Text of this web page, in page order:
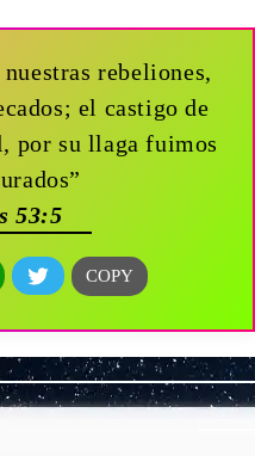
rebeliones,
el castigo de
por su llaga fuimos
53:5